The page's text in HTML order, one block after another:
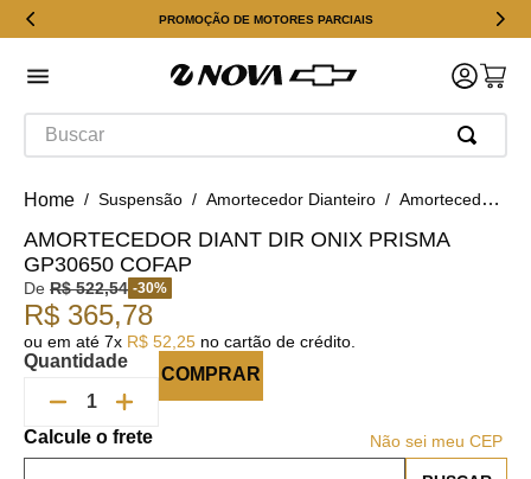
PROMOÇÃO DE MOTORES PARCIAIS
Buscar
Suspensão Amortecedor Dianteiro Amortecedor Diant Dir Onix Prisma GP30650 Cofap
AMORTECEDOR DIANT DIR ONIX PRISMA
GP30650 COFAP
De R$ 522,54 -30%
R$ 365,78
ou em até 7x R$ 52 25 no cartão de crédito.
Quantidade
COMPRAR
Não sei meu CEP